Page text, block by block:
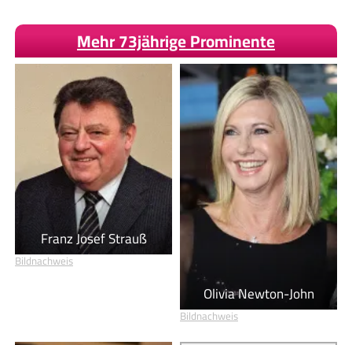
Mehr 73jährige Prominente
Franz Josef Strauß
Bildnachweis
Olivia Newton-John
Bildnachweis